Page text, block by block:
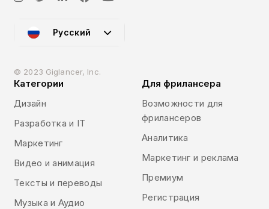
Русский
© 2023 Giglancer, Inc.
Категории
Дизайн
Разработка и IT
Маркетинг
Видео и анимация
Тексты и переводы
Музыка и Аудио
Для фрилансера
Возможности для
фрилансеров
Аналитика
Маркетинг и реклама
Премиум
Регистрация